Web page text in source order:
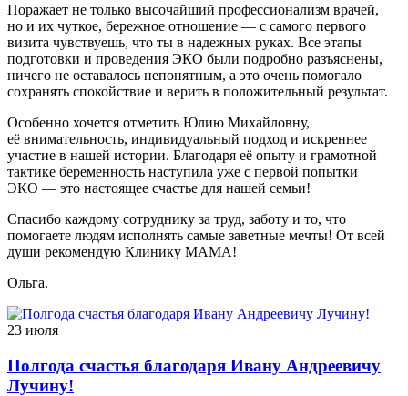
Поражает не только высочайший профессионализм врачей,
но и их чуткое, бережное отношение — с самого первого
визита чувствуешь, что ты в надежных руках. Все этапы
подготовки и проведения ЭКО были подробно разъяснены,
ничего не оставалось непонятным, а это очень помогало
сохранять спокойствие и верить в положительный результат.
Особенно хочется отметить Юлию Михайловну,
её внимательность, индивидуальный подход и искреннее
участие в нашей истории. Благодаря её опыту и грамотной
тактике беременность наступила уже с первой попытки
ЭКО — это настоящее счастье для нашей семьи!
Спасибо каждому сотруднику за труд, заботу и то, что
помогаете людям исполнять самые заветные мечты! От всей
души рекомендую Клинику МАМА!
Ольга.
23 июля
Полгода счастья благодаря Ивану Андреевичу
Лучину!